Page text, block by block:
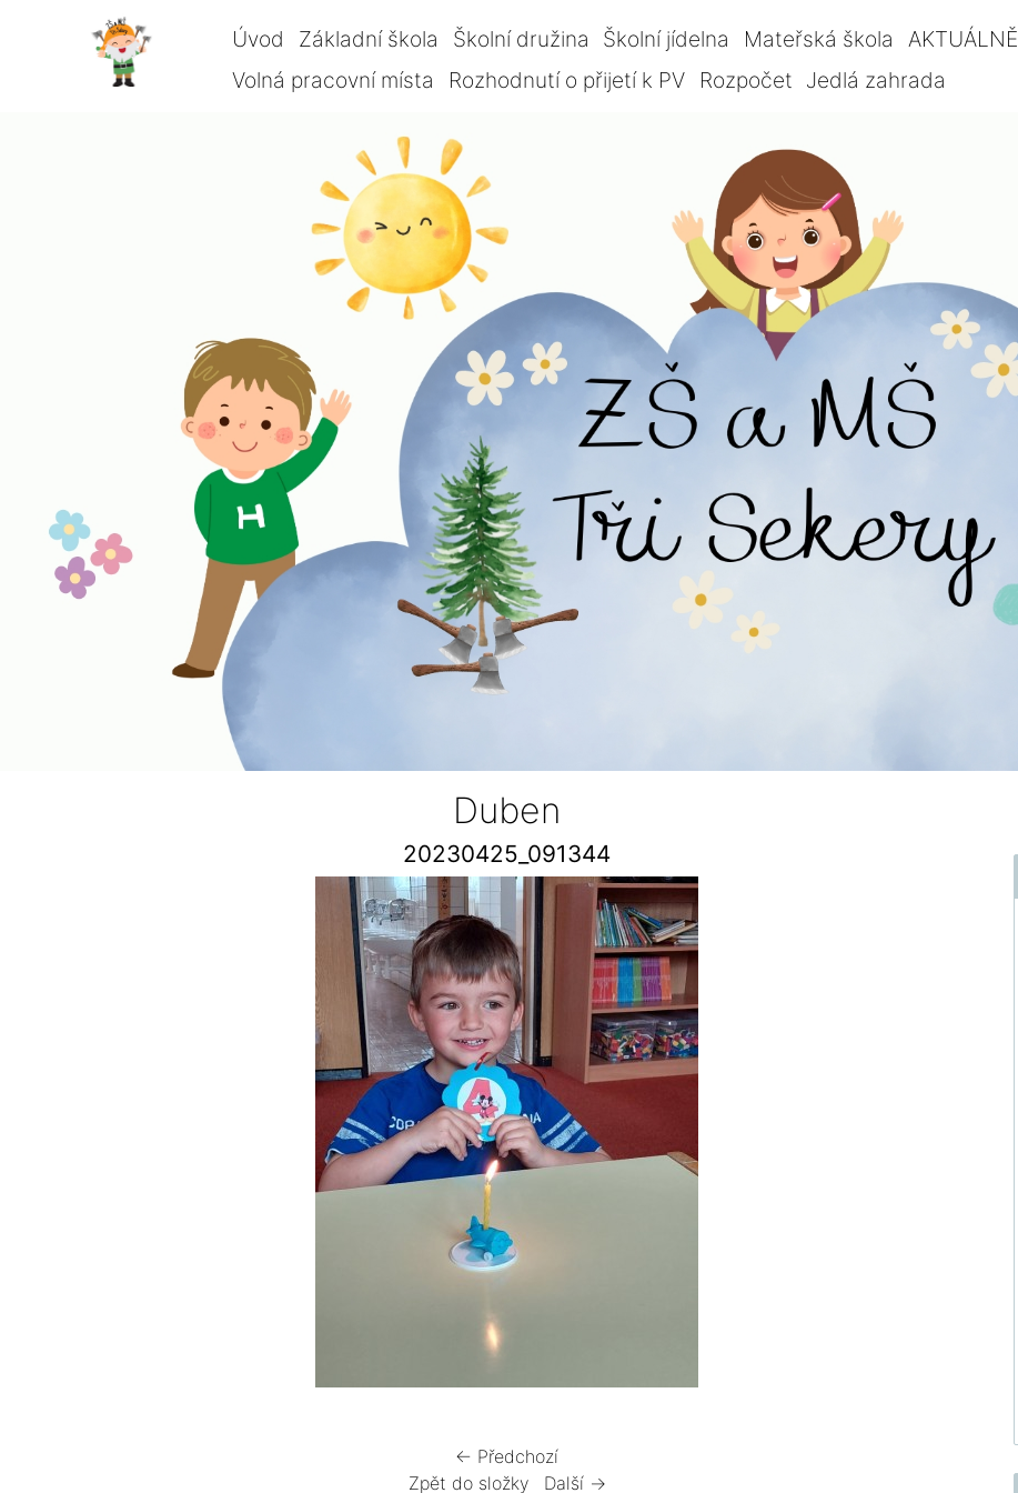
Úvod Základní škola Školní družina Školní jídelna Mateřská škola AKTUÁLNĚ
Volná pracovní místa
Rozhodnutí o přijetí k PV Rozpočet Jedlá zahrada
Duben
20230425_091344
← Předchozí
Zpět do složky
Další →